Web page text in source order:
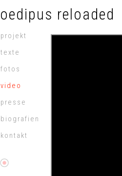
projekt
texte
fotos
video
presse
biografien
kontakt
oedipus reloaded